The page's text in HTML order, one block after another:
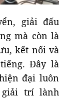
giải đấu
mà còn là
kết nối và
Đây là
đại luôn
giải trí lành